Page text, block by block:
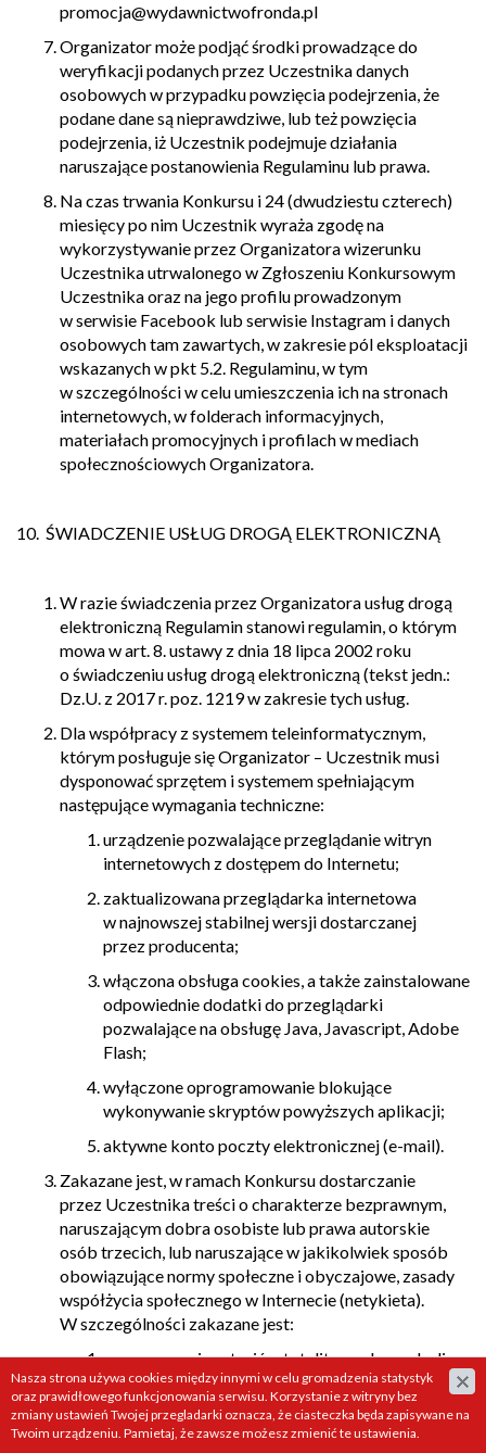
promocja@wydawnictwofronda.pl
Organizator może podjąć środki prowadzące do
weryfikacji podanych przez Uczestnika danych
osobowych w przypadku powzięcia podejrzenia, że
podane dane są nieprawdziwe, lub też powzięcia
podejrzenia, iż Uczestnik podejmuje działania
naruszające postanowienia Regulaminu lub prawa.
Na czas trwania Konkursu i 24 (dwudziestu czterech)
miesięcy po nim Uczestnik wyraża zgodę na
wykorzystywanie przez Organizatora wizerunku
Uczestnika utrwalonego w Zgłoszeniu Konkursowym
Uczestnika oraz na jego profilu prowadzonym
w serwisie Facebook lub serwisie Instagram i danych
osobowych tam zawartych, w zakresie pól eksploatacji
wskazanych w pkt 5.2. Regulaminu, w tym
w szczególności w celu umieszczenia ich na stronach
internetowych, w folderach informacyjnych,
materiałach promocyjnych i profilach w mediach
społecznościowych Organizatora.
10. ŚWIADCZENIE USŁUG DROGĄ ELEKTRONICZNĄ
W razie świadczenia przez Organizatora usług drogą
elektroniczną Regulamin stanowi regulamin, o którym
mowa w art. 8. ustawy z dnia 18 lipca 2002 roku
o świadczeniu usług drogą elektroniczną (tekst jedn.:
Dz.U. z 2017 r. poz. 1219 w zakresie tych usług.
Dla współpracy z systemem teleinformatycznym,
którym posługuje się Organizator – Uczestnik musi
dysponować sprzętem i systemem spełniającym
następujące wymagania techniczne:
urządzenie pozwalające przeglądanie witryn
internetowych z dostępem do Internetu;
zaktualizowana przeglądarka internetowa
w najnowszej stabilnej wersji dostarczanej
przez producenta;
włączona obsługa cookies, a także zainstalowane
odpowiednie dodatki do przeglądarki
pozwalające na obsługę Java, Javascript, Adobe
Flash;
wyłączone oprogramowanie blokujące
wykonywanie skryptów powyższych aplikacji;
aktywne konto poczty elektronicznej (e-mail).
Zakazane jest, w ramach Konkursu dostarczanie
przez Uczestnika treści o charakterze bezprawnym,
naruszającym dobra osobiste lub prawa autorskie
osób trzecich, lub naruszające w jakikolwiek sposób
obowiązujące normy społeczne i obyczajowe, zasady
współżycia społecznego w Internecie (netykieta).
W szczególności zakazane jest:
propagowanie ustrojów totalitarnych, symboli
z nimi związanych, nawoływanie do nienawiści
lub popełnienia przestępstwa;
zamieszczanie treści wulgarnych, lub
Nasza strona używa cookies między innymi w celu gromadzenia statystyk
oraz prawidłowego funkcjonowania serwisu. Korzystanie z witryny bez
zmiany ustawień Twojej przegladarki oznacza, że ciasteczka będa zapisywane na
Twoim urządzeniu. Pamietaj, że zawsze możesz zmienić te ustawienia.